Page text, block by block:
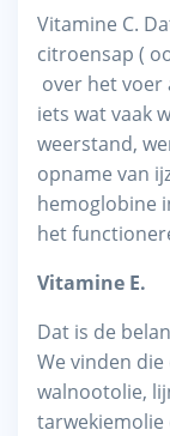
Vitamine C.
citroensap (
over het voer
iets wat vaak
weerstand,
opname van
hemoglobine
het
Vitamine E.
Dat is de
We vinden
walnootolie,
tarwekiemolie